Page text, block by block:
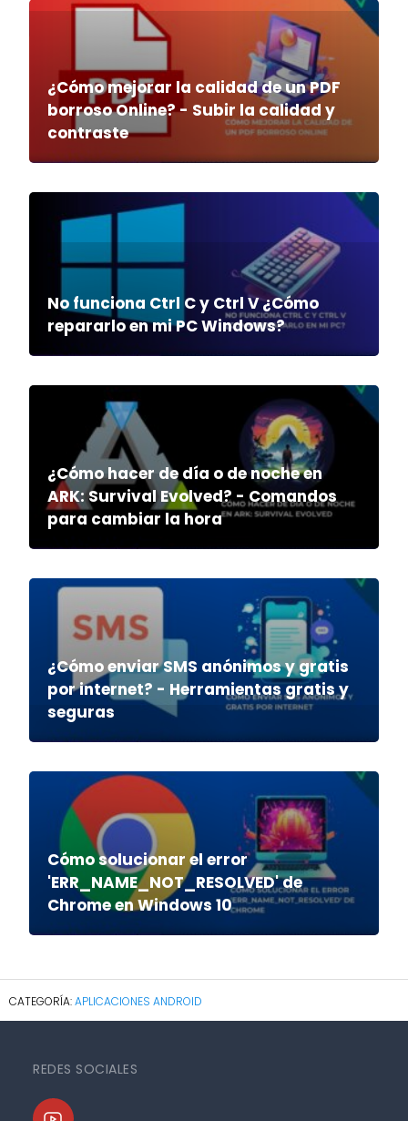
¿Cómo mejorar la calidad de un PDF
borroso Online? - Subir la calidad y
contraste
No funciona Ctrl C y Ctrl V ¿Cómo
repararlo en mi PC Windows?
¿Cómo hacer de día o de noche en
ARK: Survival Evolved? - Comandos
para cambiar la hora
¿Cómo enviar SMS anónimos y gratis
por internet? - Herramientas gratis y
seguras
Cómo solucionar el error
'ERR_NAME_NOT_RESOLVED' de
Chrome en Windows 10
APLICACIONES ANDROID
REDES SOCIALES